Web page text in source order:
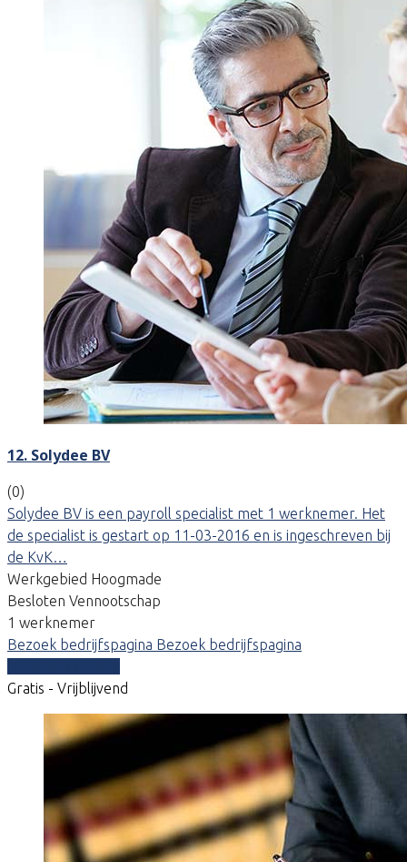
12. Solydee BV
(0)
Solydee BV is een payroll specialist met 1 werknemer. Het
de specialist is gestart op 11-03-2016 en is ingeschreven bij
de KvK…
Werkgebied Hoogmade
Besloten Vennootschap
1 werknemer
Bezoek bedrijfspagina Bezoek bedrijfspagina
Gratis - Vrijblijvend